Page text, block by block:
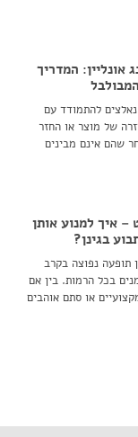
אונליין: המדריך
להתמודד עם
של מוצר או החזר
שהם אינם מבינים
– איך למנוע אותן
בגינן?
תופעה נפוצה בקרב
בכל הרמות. בין אם
או סתם אוהבים